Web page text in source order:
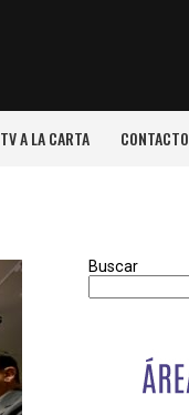
TV A LA CARTA CONTACTO
Buscar